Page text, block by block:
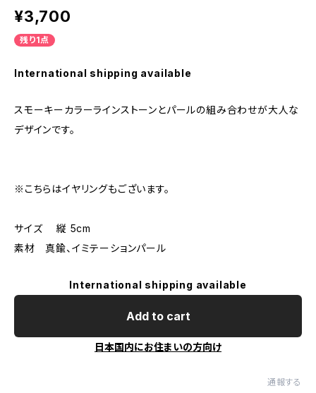
¥3,700
残り1点
International shipping available
スモーキーカラーラインストーンとパールの組み合わせが大人な
デザインです。
※こちらはイヤリングもございます。
サイズ 縦 5cm
素材 真鍮、イミテーションパール
International shipping available
Add to cart
日本国内にお住まいの方向け
通報する